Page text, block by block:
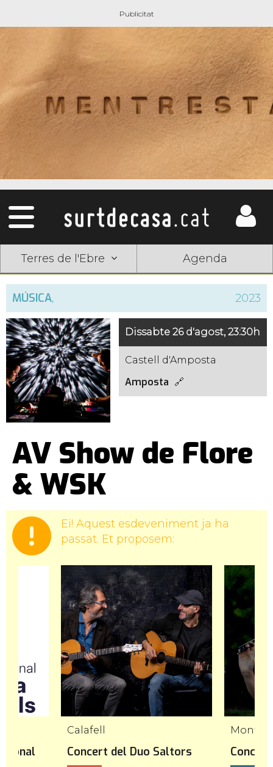
Terres de l'Ebre Agenda
MÚSICA, 2023
Dissabte 26 d'agost, 23:30h
Castell d'Amposta
Amposta
AV Show de Flore
& WSK
Ei! Aquest esdeveniment ja ha
passat. Et proposem:
Calafell
Concert del Duo Saltors
Mont-